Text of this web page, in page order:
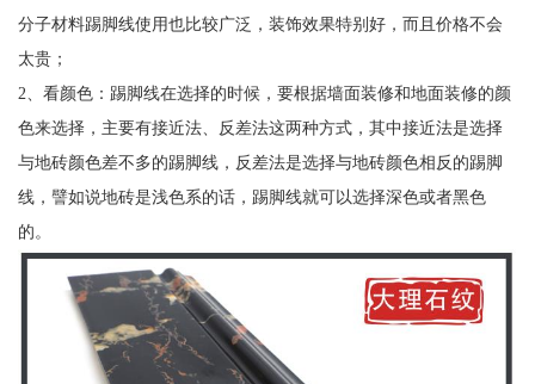
分子材料踢脚线使用也比较广泛，装饰效果特别好，而且价格不会
太贵；
2、看颜色：踢脚线在选择的时候，要根据墙面装修和地面装修的颜
色来选择，主要有接近法、反差法这两种方式，其中接近法是选择
与地砖颜色差不多的踢脚线，反差法是选择与地砖颜色相反的踢脚
线，譬如说地砖是浅色系的话，踢脚线就可以选择深色或者黑色
的。